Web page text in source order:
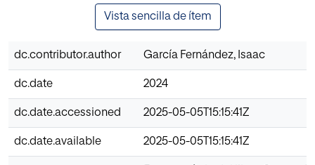
Vista sencilla de ítem
dc.contributor.author García Fernández, Isaac
dc.date 2024
dc.date.accessioned 2025-05-05T15:15:41Z
dc.date.available 2025-05-05T15:15:41Z